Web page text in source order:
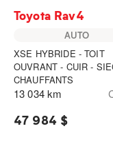
Toyota Rav4
AUTO
XSE HYBRIDE - TOIT
OUVRANT - CUIR -
CHAUFFANTS
13 034 km
47 984 $